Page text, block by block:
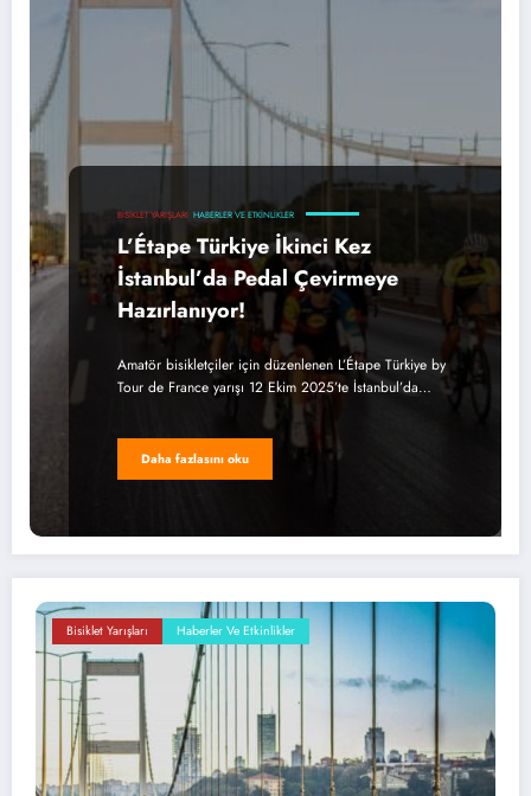
BISIKLET YARIŞLARI HABERLER VE ETKINLIKLER
L’Étape Türkiye İkinci Kez
İstanbul’da Pedal Çevirmeye
Hazırlanıyor!
Amatör bisikletçiler için düzenlenen L’Étape Türkiye by
Tour de France yarışı 12 Ekim 2025’te İstanbul’da…
Daha fazlasını oku
Bisiklet Yarışları Haberler Ve Etkinlikler